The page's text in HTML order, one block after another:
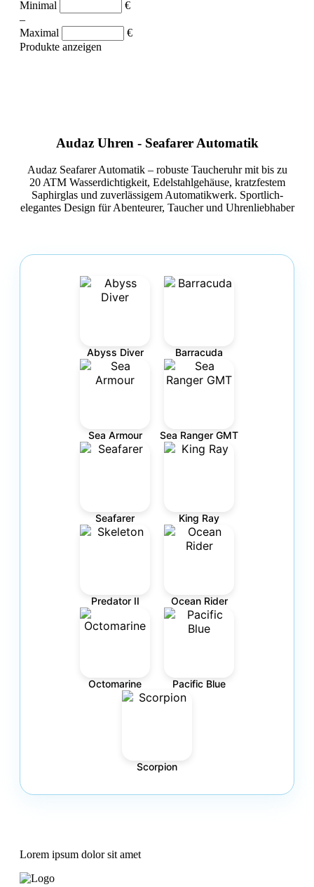
Minimal
€
–
Maximal
€
Produkte anzeigen
Audaz Uhren - Seafarer Automatik
Audaz Seafarer Automatik – robuste Taucheruhr mit bis zu
20 ATM Wasserdichtigkeit, Edelstahlgehäuse, kratzfestem
Saphirglas und zuverlässigem Automatikwerk. Sportlich-
elegantes Design für Abenteurer, Taucher und Uhrenliebhaber
Abyss Diver Barracuda
Sea Armour Sea Ranger GMT
Seafarer King Ray
Predator II Ocean Rider
Octomarine Pacific Blue
Scorpion
Lorem ipsum dolor sit amet